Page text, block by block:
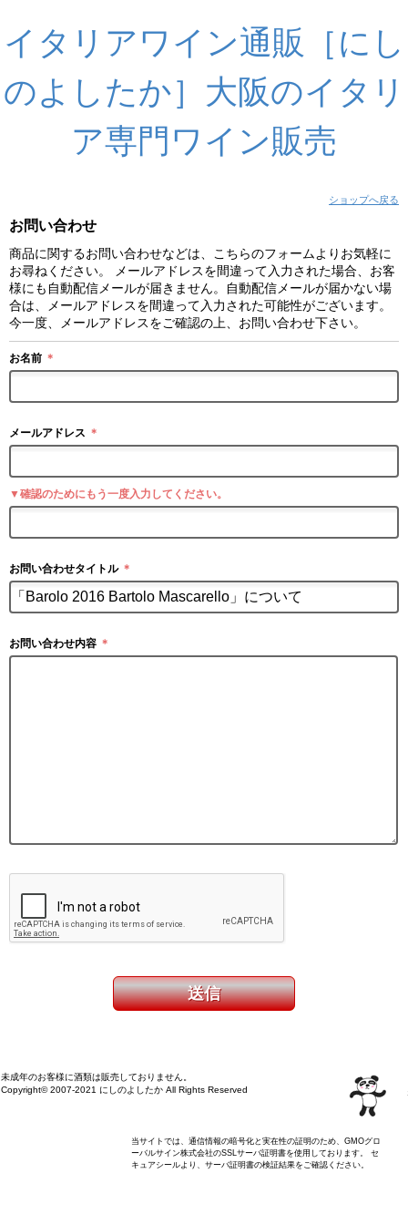
イタリアワイン通販［にし
のよしたか］大阪のイタリ
ア専門ワイン販売
ショップへ戻る
お問い合わせ
商品に関するお問い合わせなどは、こちらのフォームよりお気軽に
お尋ねください。 メールアドレスを間違って入力された場合、お客
様にも自動配信メールが届きません。自動配信メールが届かない場
合は、メールアドレスを間違って入力された可能性がございます。
今一度、メールアドレスをご確認の上、お問い合わせ下さい。
お名前 ＊
メールアドレス ＊
▼確認のためにもう一度入力してください。
お問い合わせタイトル ＊
お問い合わせ内容 ＊
未成年のお客様に酒類は販売しておりません。
Copyright© 2007-2021 にしのよしたか All Rights Reserved
当サイトでは、通信情報の暗号化と実在性の証明のため、GMOグロ
ーバルサイン株式会社のSSLサーバ証明書を使用しております。 セ
キュアシールより、サーバ証明書の検証結果をご確認ください。